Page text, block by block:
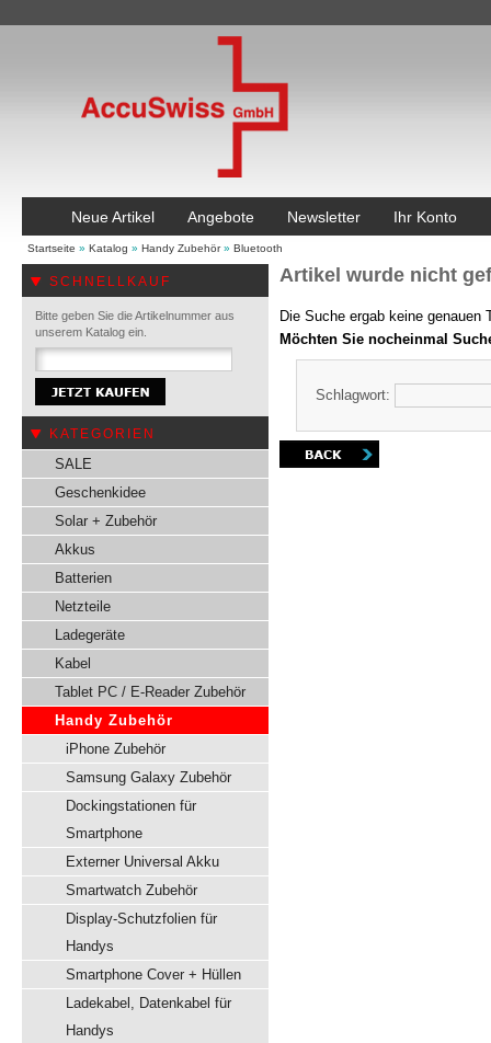
Neue Artikel Angebote Newsletter Ihr Konto
Startseite » Katalog » Handy Zubehör» Bluetooth
SCHNELLKAUF
Bitte geben Sie die Artikelnummer aus
unserem Katalog ein.
KATEGORIEN
SALE
Geschenkidee
Solar + Zubehör
Akkus
Batterien
Netzteile
Ladegeräte
Kabel
Tablet PC / E-Reader Zubehör
Handy Zubehör
iPhone Zubehör
Samsung Galaxy Zubehör
Dockingstationen für
Smartphone
Externer Universal Akku
Smartwatch Zubehör
Display-Schutzfolien für
Handys
Smartphone Cover + Hüllen
Ladekabel, Datenkabel für
Handys
Artikel wurde nicht
Die Suche ergab keine genauen
Möchten Sie nocheinmal
Schlagwort: